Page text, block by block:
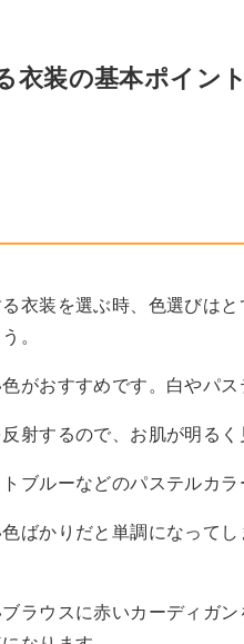
衣装の基本ポイント
衣装を選ぶ時、色選びは
。
がおすすめです。白やパ
射するので、お肌が明るく
ブルーなどのパステルカ
ばかりだと単調になって
ラウスに赤いカーディガ